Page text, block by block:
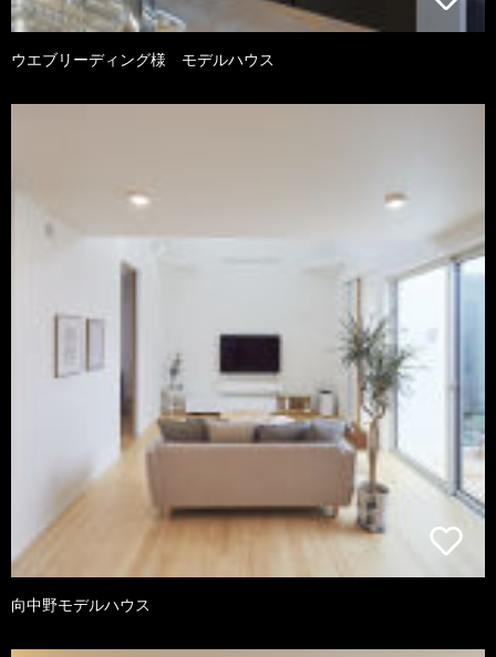
ウエブリーディング様 モデルハウス
向中野モデルハウス